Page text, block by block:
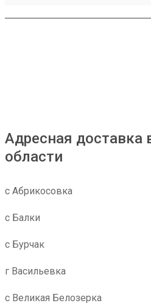
Адресная доставка
области
с Абрикосовка
с Балки
с Бурчак
г Васильевка
с Великая Белозерка